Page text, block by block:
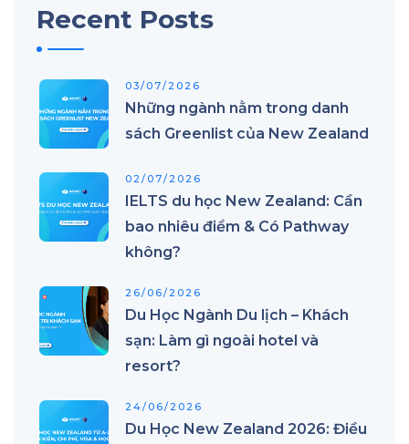
Recent Posts
03/07/2026
Những ngành nằm trong danh
sách Greenlist của New Zealand
02/07/2026
IELTS du học New Zealand: Cần
bao nhiêu điểm & Có Pathway
không?
26/06/2026
Du Học Ngành Du lịch – Khách
sạn: Làm gì ngoài hotel và
resort?
24/06/2026
Du Học New Zealand 2026: Điều